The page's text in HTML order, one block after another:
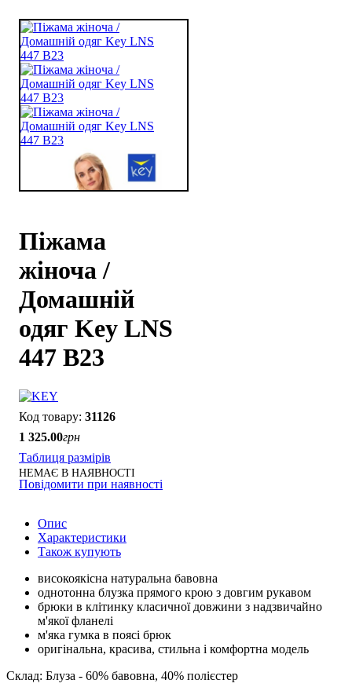
Піжама
жіноча /
Домашній
одяг Key LNS
447 B23
31126
1 325.00грн
Таблиця размірів
НЕМАЄ В НАЯВНОСТІ
Повідомити при наявності
Опис
Характеристики
Також купують
високоякісна натуральна бавовна
однотонна блузка прямого крою з довгим рукавом
брюки в клітинку класичної довжини з надзвичайно
м'якої фланелі
м'яка гумка в поясі брюк
оригінальна, красива, стильна і комфортна модель
Склад: Блуза - 60% бавовна, 40% полієстер